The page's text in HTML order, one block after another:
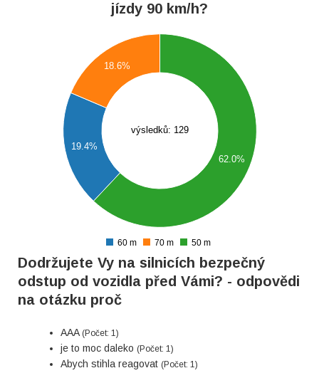
jízdy 90 km/h?
výsledků: 129
19.4%
18.6%
62.0%
60 m 70 m 50 m
Dodržujete Vy na silnicích bezpečný
odstup od vozidla před Vámi? - odpovědi
na otázku proč
AAA (Počet: 1)
je to moc daleko (Počet: 1)
Abych stihla reagovat (Počet: 1)